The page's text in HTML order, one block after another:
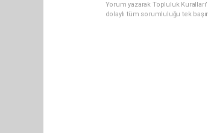
Yorum yazarak Topluluk
dolaylı tüm sorumluluğu tek